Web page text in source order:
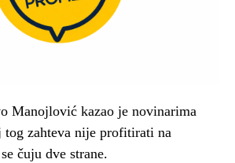
Manojlović kazao je novinarima
tog zahteva nije profitirati na
čuju dve strane.